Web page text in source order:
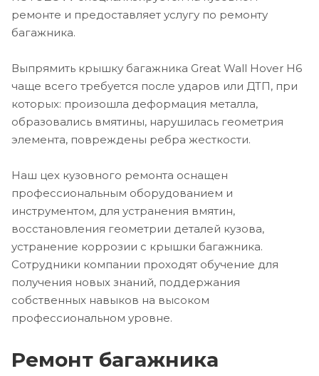
ремонте и предоставляет услугу по ремонту
багажника.
Выпрямить крышку багажника Great Wall Hover H6
чаще всего требуется после ударов или ДТП, при
которых: произошла деформация металла,
образовались вмятины, нарушилась геометрия
элемента, повреждены ребра жесткости.
Наш цех кузовного ремонта оснащен
профессиональным оборудованием и
инструментом, для устранения вмятин,
восстановления геометрии деталей кузова,
устранение коррозии с крышки багажника.
Сотрудники компании проходят обучение для
получения новых знаний, поддержания
собственных навыков на высоком
профессиональном уровне.
Ремонт багажника